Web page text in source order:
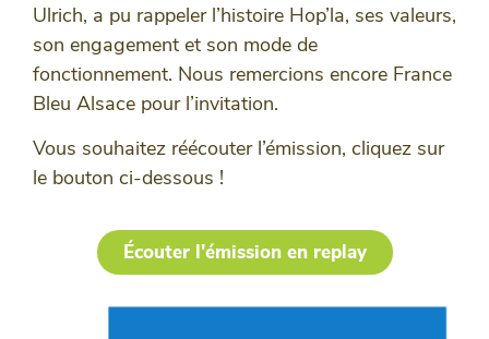
Ulrich, a pu rappeler l’histoire Hop’la, ses valeurs,
son engagement et son mode de
fonctionnement. Nous remercions encore France
Bleu Alsace pour l’invitation.
Vous souhaitez réécouter l’émission, cliquez sur
le bouton ci-dessous !
Écouter l'émission en replay